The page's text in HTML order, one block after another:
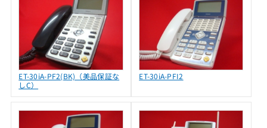
ET-30iA-PF2(BK)（美品保証な
しC）
ET-30iA-PFI2